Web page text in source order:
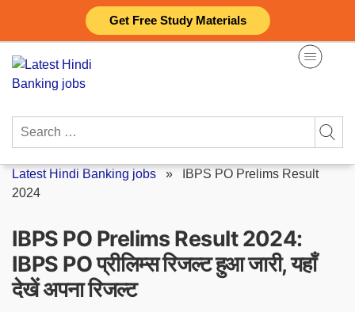
Get Free Study Materials
content
Search
Latest Hindi Banking jobs »
IBPS PO Prelims Result
2024
IBPS PO Prelims Result 2024:
IBPS PO प्रीलिम्स रिजल्ट हुआ जारी, यहाँ
देखें अपना रिजल्ट